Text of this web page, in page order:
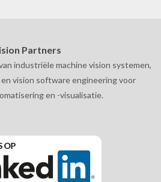
Partners
industriële machine vision systemen,
vision software engineering voor
en -visualisatie.